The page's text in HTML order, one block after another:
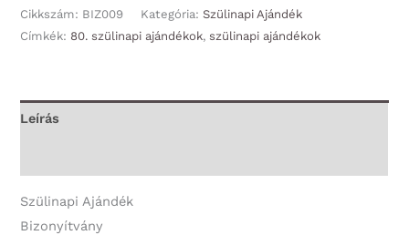
80.
Születésnapi
Cikkszám: BIZ009 Kategória:Szülinapi Ajándék
Címkék: 80. szülinapi ajándékok,szülinapi ajándékok
Leírás
Szülinapi Ajándék
Bizonyítvány